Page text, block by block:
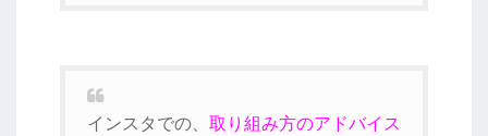
インスタでの、 取り組み方のアドバイス